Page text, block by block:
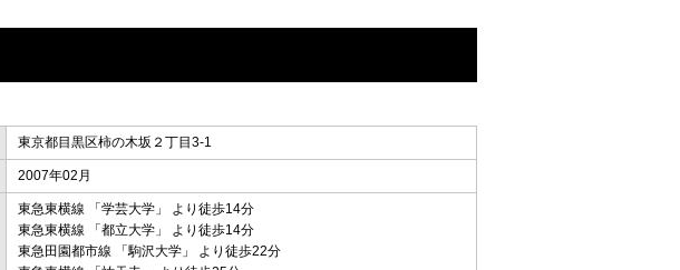
東京都目黒区柿の木坂２丁目3-1
2007年02月
東急東横線 「 学芸大学 」 より徒歩14分
東急東横線 「 都立大学 」 より徒歩14分
東急田園都市線 「駒沢大学 」 より徒歩22分